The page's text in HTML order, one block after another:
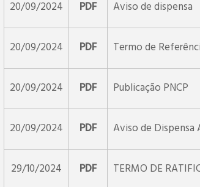
20/09/2024 PDF Aviso de dispensa
20/09/2024 PDF Termo de
20/09/2024 PDF Publicação PNCP
20/09/2024 PDF Aviso de Dispensa
29/10/2024 PDF TERMO DE